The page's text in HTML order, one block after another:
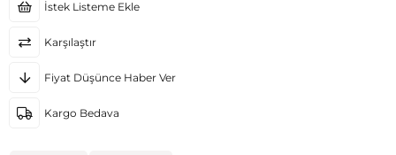
İstek Listeme Ekle
Karşılaştır
Fiyat Düşünce Haber Ver
Kargo Bedava